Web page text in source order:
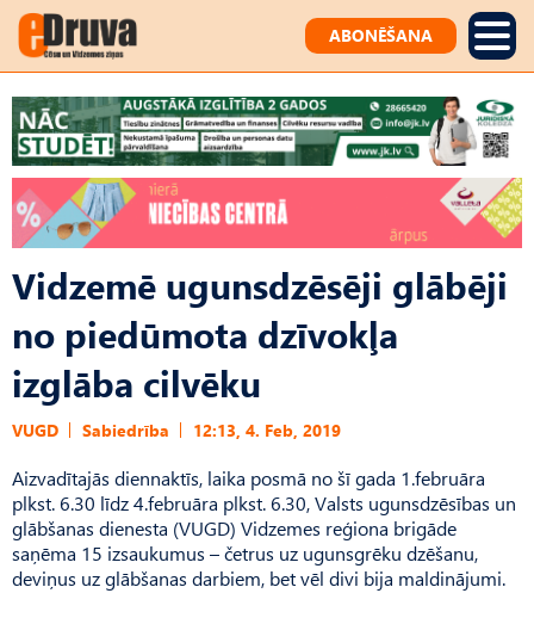
ABONĒŠANA
Vidzemē ugunsdzēsēji glābēji
no piedūmota dzīvokļa
izglāba cilvēku
VUGD Sabiedrība 12:13, 4. Feb, 2019
Aizvadītajās diennaktīs, laika posmā no šī gada 1.februāra
plkst. 6.30 līdz 4.februāra plkst. 6.30, Valsts ugunsdzēsības un
glābšanas dienesta (VUGD) Vidzemes reģiona brigāde
saņēma 15 izsaukumus – četrus uz ugunsgrēku dzēšanu,
deviņus uz glābšanas darbiem, bet vēl divi bija maldinājumi.